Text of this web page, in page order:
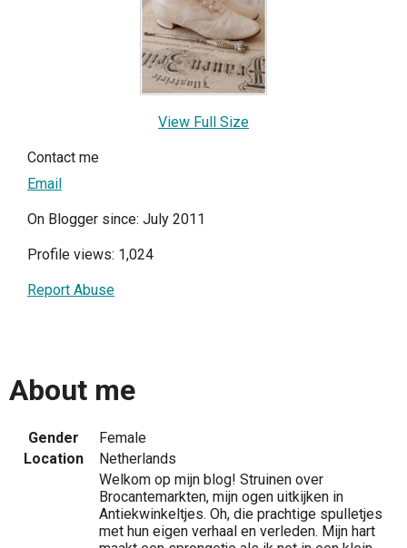
View Full Size
Contact me
Email
On Blogger since: July 2011
Profile views: 1,024
Report Abuse
About me
Gender
Female
Location
Netherlands
Welkom op mijn blog! Struinen over
Brocantemarkten, mijn ogen uitkijken in
Antiekwinkeltjes. Oh, die prachtige spulletjes
met hun eigen verhaal en verleden. Mijn hart